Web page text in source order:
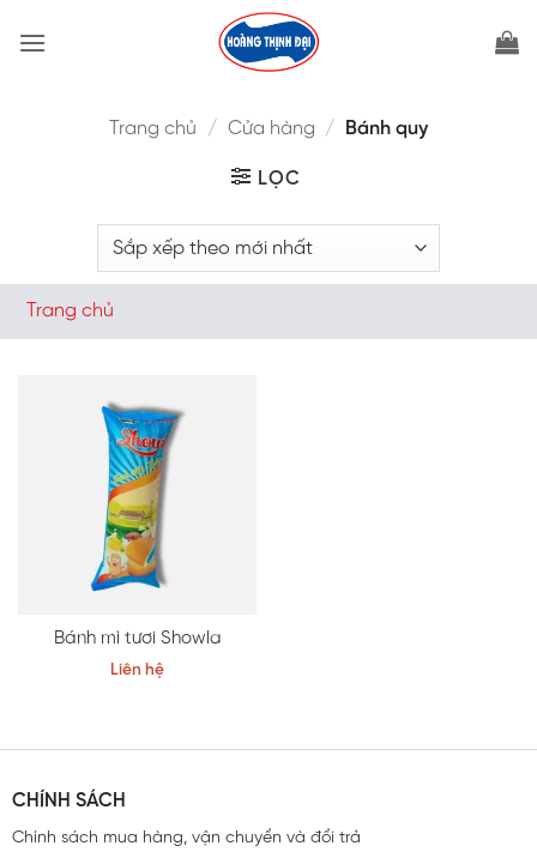
qua
Trang chủ
/ Cửa hàng / Bánh quy
LỌC
Trang chủ
Bánh mì tươi Showla
Liên hệ
CHÍNH SÁCH
Chính sách mua hàng, vận chuyển và đổi trả